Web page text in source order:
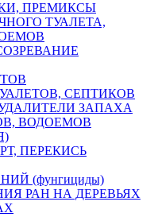
ПРЕМИКСЫ
ТУАЛЕТА,
СЕПТИКОВ
ЗАПАХА
ВОДОЕМОВ
ПЕРЕКИСЬ
(фунгициды)
РАН НА ДЕРЕВЬЯХ